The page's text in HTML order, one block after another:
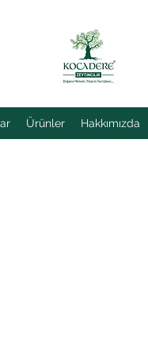
Ürünler Hakkımızda